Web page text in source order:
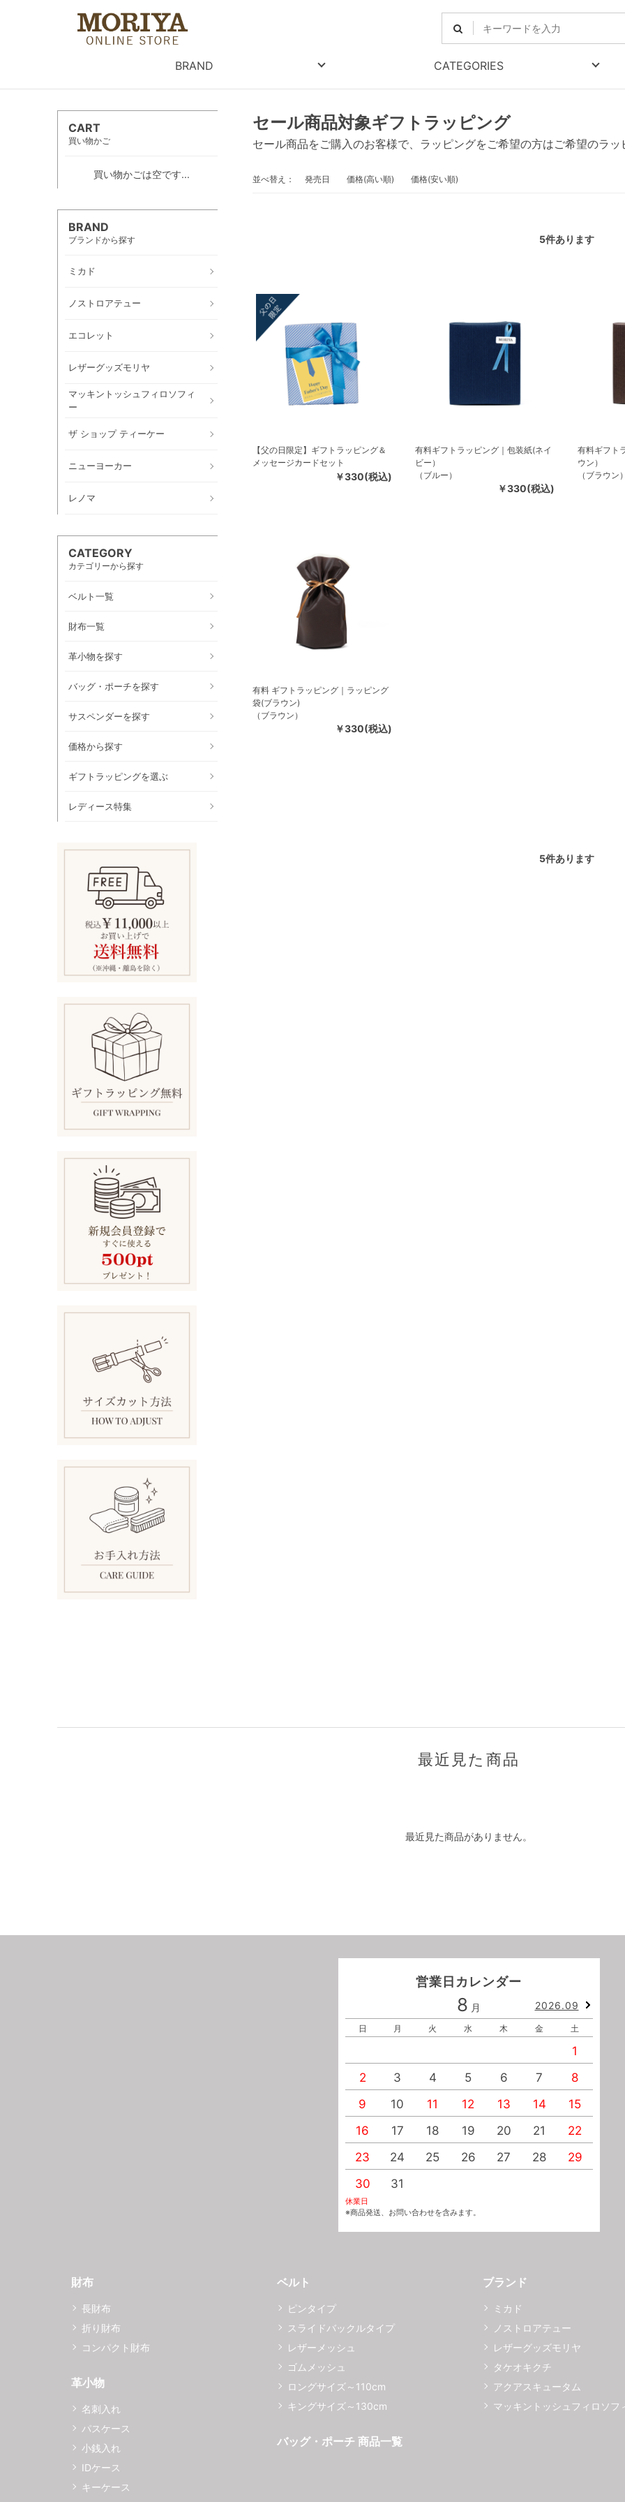
BRAND CATEGORIES
CART
買い物かご
買い物かごは空です...
BRAND
ブランドから探す
ミカド
ノストロアテュー
エコレット
レザーグッズモリヤ
マッキントッシュフィロソフィ
ー
ザ ショップ ティーケー
ニューヨーカー
レノマ
CATEGORY
カテゴリーから探す
ベルト一覧
財布一覧
革小物を探す
バッグ・ポーチを探す
サスペンダーを探す
価格から探す
ギフトラッピングを選ぶ
レディース特集
セール商品対象ギフトラッピング
セール商品をご購入のお客様で、ラッピングをご希望の方はご希望のラッ
並べ替え： 発売日 価格(高い順) 価格(安い順)
5件あります
【父の日限定】ギフトラッピング＆
メッセージカードセット
￥330(税込)
有料ギフトラッピング｜包装紙(ネイ
ビー）
（ブルー）
￥330(税込)
有料ギフト
ウン）
（ブラウン）
有料 ギフトラッピング｜ラッピング
袋(ブラウン)
（ブラウン）
￥330(税込)
5件あります
最近見た商品
最近見た商品がありません。
営業日カレンダー
8 月 2026.09
日 月 火 水 木 金 土
1
2
3 4 5 6 7
8
9
10 11 12 13 14
15
16
17 18 19 20 21
22
23
24 25 26 27 28
29
30
31
休業日
※商品発送、お問い合わせを含みます。
財布
長財布
折り財布
コンパクト財布
革小物
名刺入れ
パスケース
小銭入れ
IDケース
キーケース
ベルト
ピンタイプ
スライドバックルタイプ
レザーメッシュ
ゴムメッシュ
ロングサイズ～110cm
キングサイズ～130cm
バッグ・ポーチ 商品一覧
ブランド
ミカド
ノストロアテュー
レザーグッズモリヤ
タケオキクチ
アクアスキュータム
マッキントッシュフィロソフ